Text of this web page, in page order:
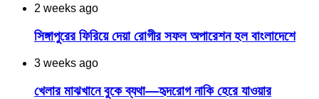
2 weeks ago
সিঙ্গাপুরের ফিরিয়ে দেয়া রোগীর সফল অপারেশন হল বাংলাদেশে
3 weeks ago
খেলার মাঝখানে বুকে ব্যথা—হৃদরোগ নাকি হেরে যাওয়ার